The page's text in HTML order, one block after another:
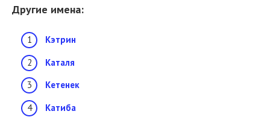
Другие имена:
Кэтрин
Каталя
Кетенек
Катиба